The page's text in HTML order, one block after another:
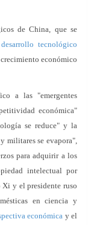
de China, que se
tecnológico
económico
a las "emergentes
económica"
se reduce" y la
militares se evapora",
para adquirir a los
intelectual por
y el presidente ruso
en ciencia y
económica y el